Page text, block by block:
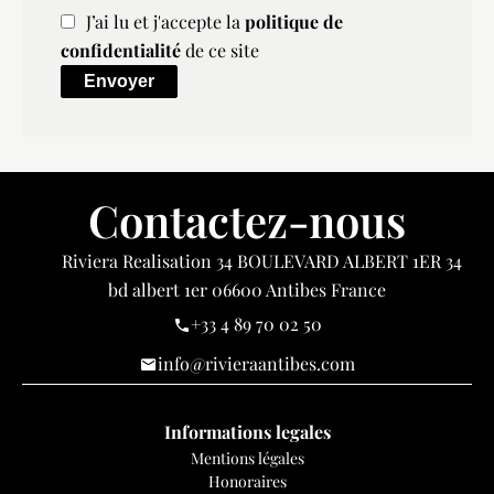
J’ai lu et j'accepte lapolitique de
confidentialitéde ce site
Envoyer
Contactez-nous
Riviera Realisation34 BOULEVARD ALBERT 1ER 34
bd albert 1er06600Antibes France
+33 4 89 70 02 50
info@rivieraantibes.com
Informations legales
Mentions légales
Honoraires